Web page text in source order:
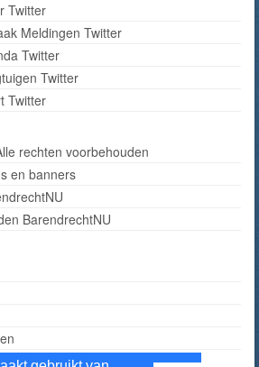
Twitter
Meldingen Twitter
Twitter
Twitter
Twitter
rechten voorbehouden
en banners
BarendrechtNU
adverteren